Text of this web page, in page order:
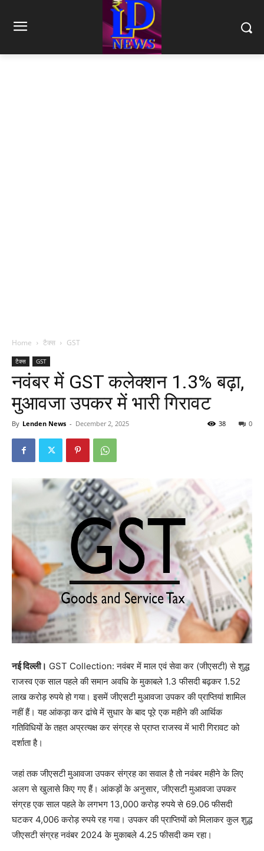
Home टैक्स GST
टैक्स GST
नवंबर में GST कलेक्शन 1.3% बढ़ा,
मुआवजा उपकर में भारी गिरावट
By Lenden News - December 2, 2025 0
38
नई दिल्ली। GST Collection: नवंबर में माल एवं सेवा कर (जीएसटी) से शुद्ध
राजस्व एक साल पहले की समान अवधि के मुकाबले 1.3 फीसदी बढ़कर 1.52
लाख करोड़ रुपये हो गया। इसमें जीएसटी मुआवजा उपकर की प्राप्तियां शामिल
नहीं हैं। यह आंकड़ा कर ढांचे में सुधार के बाद पूरे एक महीने की आर्थिक
गतिविधियों के तहत अप्रत्यक्ष कर संग्रह से प्राप्त राजस्व में भारी गिरावट को
दर्शाता है।
जहां तक जीएसटी मुआवजा उपकर संग्रह का सवाल है तो नवंबर महीने के लिए
अलग से खुलासे किए गए हैं। आंकड़ों के अनुसार, जीएसटी मुआवजा उपकर
संग्रह एक साल पहले के लगभग 13,000 करोड़ रुपये से 69.06 फीसदी
घटकर 4,006 करोड़ रुपये रह गया। उपकर की प्राप्तियों को मिलाकर कुल शुद्ध
जीएसटी संग्रह नवंबर 2024 के मुकाबले 4.25 फीसदी कम रहा।